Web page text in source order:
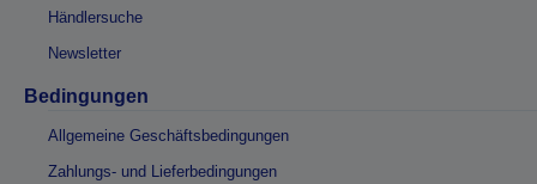
Händlersuche
Newsletter
Bedingungen
Allgemeine Geschäftsbedingungen
Zahlungs- und Lieferbedingungen